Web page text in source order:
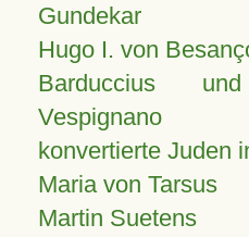
Gundekar
Hugo I. von
Barduccius
Vespignano
konvertierte Juden
Maria von Tarsus
Martin Suetens